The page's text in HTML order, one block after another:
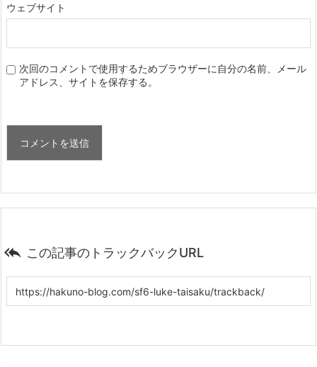
ウェブサイト
次回のコメントで使用するためブラウザーに自分の名前、メール
アドレス、サイトを保存する。
 この記事のトラックバックURL